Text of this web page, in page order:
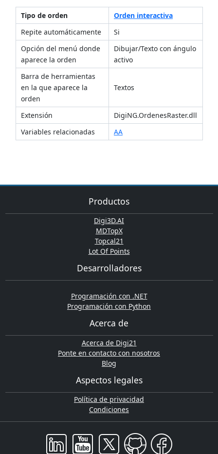
Tipo de orden
Orden interactiva
Repite automáticamente
Si
Opción del menú donde
aparece la orden
Dibujar/Texto con ángulo
activo
Barra de herramientas
en la que aparece la
orden
Textos
Extensión
DigiNG.OrdenesRaster.dll
Variables relacionadas
AA
Productos
Digi3D.AI
MDTopX
Topcal21
Lot Of Points
Desarrolladores
Programación con .NET
Programación con Python
Acerca de
Acerca de Digi21
Ponte en contacto con nosotros
Blog
Aspectos legales
Política de privacidad
Condiciones